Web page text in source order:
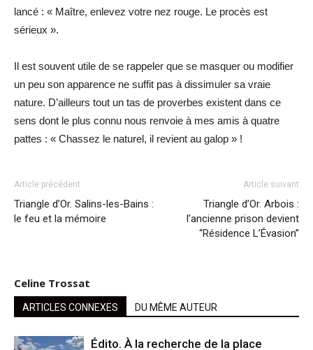
lancé : « Maître, enlevez votre nez rouge. Le procès est
sérieux ».
Il est souvent utile de se rappeler que se masquer ou modifier
un peu son apparence ne suffit pas à dissimuler sa vraie
nature. D’ailleurs tout un tas de proverbes existent dans ce
sens dont le plus connu nous renvoie à mes amis à quatre
pattes : « Chassez le naturel, il revient au galop » !
Article précédent
Triangle d’Or. Salins-les-Bains :
le feu et la mémoire
Article suivant
Triangle d’Or. Arbois :
l’ancienne prison devient
“Résidence L’Évasion”
Celine Trossat
ARTICLES CONNEXES DU MÊME AUTEUR
Édito. À la recherche de la place